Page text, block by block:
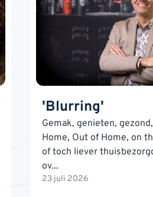
'Blurring'
Gemak, genieten,
Home, Out of Home, on
of toch liever
ov...
23 juli 2026